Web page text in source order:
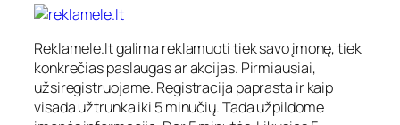
Reklamele.lt galima reklamuoti tiek savo įmonę, tiek
konkrečias paslaugas ar akcijas. Pirmiausiai,
užsiregistruojame. Registracija paprasta ir kaip
visada užtrunka iki 5 minučių. Tada užpildome